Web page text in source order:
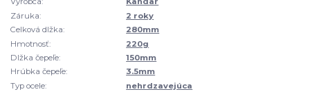
Záruka:
2 roky
Celková dlžka:
280mm
Hmotnosť:
220g
Dlžka čepeľe:
150mm
Hrúbka čepeľe:
3.5mm
Typ ocele:
nehrdzavejúca